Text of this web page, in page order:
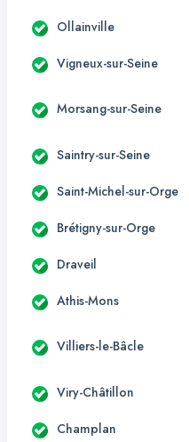
Ollainville
Vigneux-sur-Seine
Morsang-sur-Seine
Saintry-sur-Seine
Saint-Michel-sur-Orge
Brétigny-sur-Orge
Draveil
Athis-Mons
Villiers-le-Bâcle
Viry-Châtillon
Champlan